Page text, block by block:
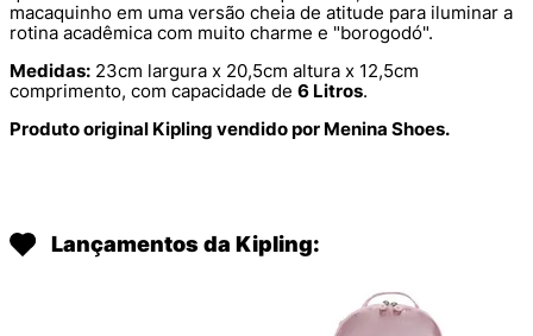
macaquinho em uma versão cheia de atitude para iluminar a
rotina acadêmica com muito charme e "borogodó".
Medidas: 23cm largura x 20,5cm altura x 12,5cm
comprimento, com capacidade de 6 Litros.
Produto original Kipling vendido por Menina Shoes.
Lançamentos da Kipling: